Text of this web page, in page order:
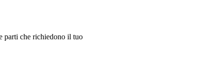
parti che richiedono il tuo